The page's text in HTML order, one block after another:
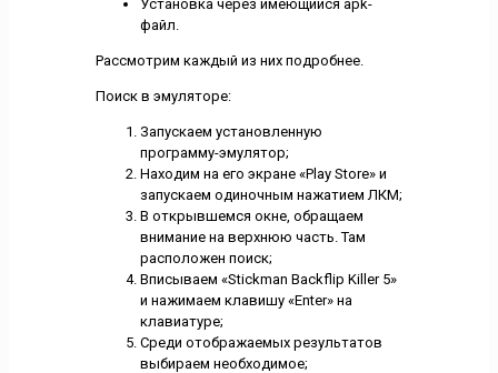
Установка через имеющийся apk-
файл.
Рассмотрим каждый из них подробнее.
Поиск в эмуляторе:
Запускаем установленную
программу-эмулятор;
Находим на его экране «Play Store» и
запускаем одиночным нажатием ЛКМ;
В открывшемся окне, обращаем
внимание на верхнюю часть. Там
расположен поиск;
Вписываем «Stickman Backflip Killer 5»
и нажимаем клавишу «Enter» на
клавиатуре;
Среди отображаемых результатов
выбираем необходимое;